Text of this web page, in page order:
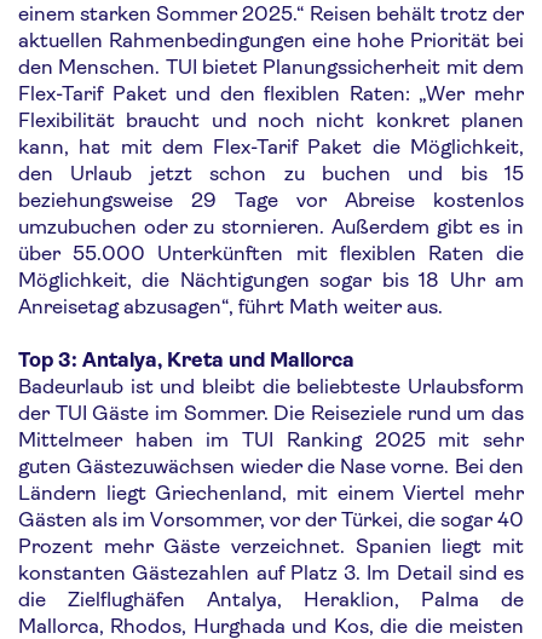
einem starken Sommer 2025.“ Reisen behält trotz der
aktuellen Rahmenbedingungen eine hohe Priorität bei
den Menschen. TUI bietet Planungssicherheit mit dem
Flex-Tarif Paket und den flexiblen Raten: „Wer mehr
Flexibilität braucht und noch nicht konkret planen
kann, hat mit dem Flex-Tarif Paket die Möglichkeit,
den Urlaub jetzt schon zu buchen und bis 15
beziehungsweise 29 Tage vor Abreise kostenlos
umzubuchen oder zu stornieren. Außerdem gibt es in
über 55.000 Unterkünften mit flexiblen Raten die
Möglichkeit, die Nächtigungen sogar bis 18 Uhr am
Anreisetag abzusagen“, führt Math weiter aus.
Top 3: Antalya, Kreta und Mallorca
Badeurlaub ist und bleibt die beliebteste Urlaubsform
der TUI Gäste im Sommer. Die Reiseziele rund um das
Mittelmeer haben im TUI Ranking 2025 mit sehr
guten Gästezuwächsen wieder die Nase vorne. Bei den
Ländern liegt Griechenland, mit einem Viertel mehr
Gästen als im Vorsommer, vor der Türkei, die sogar 40
Prozent mehr Gäste verzeichnet. Spanien liegt mit
konstanten Gästezahlen auf Platz 3. Im Detail sind es
die Zielflughäfen Antalya, Heraklion, Palma de
Mallorca, Rhodos, Hurghada und Kos, die die meisten